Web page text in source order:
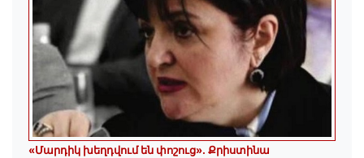
«Մարդիկ խեղդվում են փոշուց»․ Քրիստինա